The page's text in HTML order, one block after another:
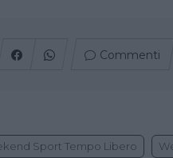
Commenti
Sport Tempo Libero